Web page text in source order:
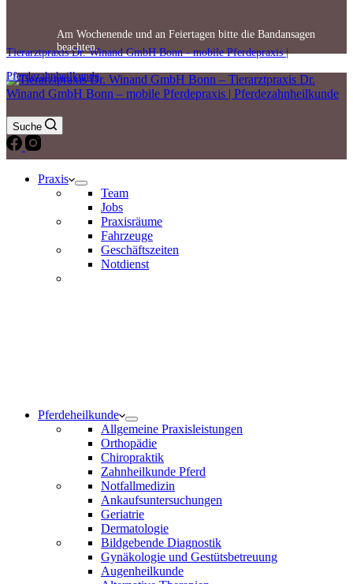
Am Wochenende und an Feiertagen bitte die Bandansagen
beachten.
Tierarztpraxis Dr. Winand GmbH Bonn - mobile Pferdepraxis |
Pferdezahnheilkunde
Suche
Praxis
Team
Jobs
Praxisräume
Fahrzeuge
Geschäftszeiten
Notdienst
Pferdeheilkunde
Allgemeine Praxisleistungen
Orthopädie
Chiropraktik
Zahnheilkunde Pferd
Notfallmedizin
Ankaufsuntersuchungen
Geriatrie
Dermatologie
Bildgebende Diagnostik
Gynäkologie und Gestütsbetreuung
Augenheilkunde